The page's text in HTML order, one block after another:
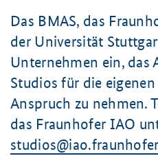
Das BMAS, das
der Universität
Unternehmen ein, das
Studios für die
Anspruch zu nehmen.
das Fraunhofer IAO